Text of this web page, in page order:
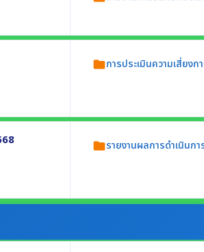
. 2569
รรยาของ
รกิจหน่วย
folderการประเมินความเสี่ยง
อบด้วย
folderรายงานผลการดำเนินก